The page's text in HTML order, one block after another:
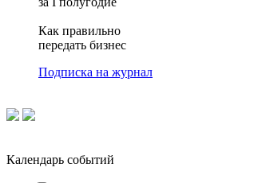
Как правильно
передать бизнес
Подписка на журнал
Календарь событий